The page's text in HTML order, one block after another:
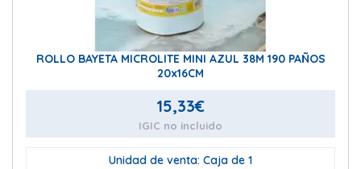
ROLLO BAYETA MICROLITE MINI AZUL 38M 190 PAÑOS
20x16CM
15,33€
IGIC no incluido
Unidad de venta: Caja de 1